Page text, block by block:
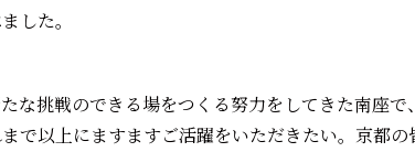
した。
な挑戦のできる場をつくる努力をしてきた南座で
で以上にますますご活躍をいただきたい。京都の